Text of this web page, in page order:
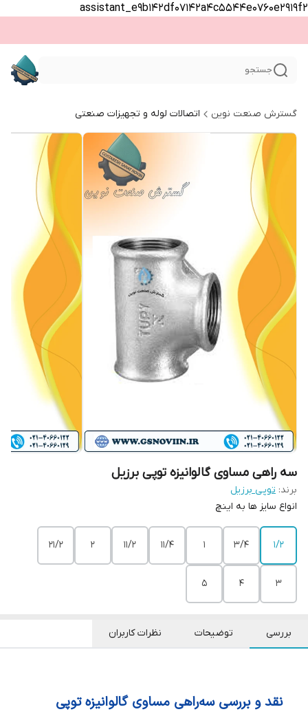
assistant_e9b142df07142a4c5544e0760e2919f2
جستجو
گسترش صنعت نوین اتصالات لوله و تجهیزات صنعتی
سه راهی مساوی گالوانیزه توپی برزیل
برند: توپی برزیل
انواع سایز ها به اینچ
1/2
3/4
1
11/4
11/2
2
21/2
3
4
5
بررسی توضیحات نظرات کاربران
نقد و بررسی سه‌راهی مساوی گالوانیزه توپی